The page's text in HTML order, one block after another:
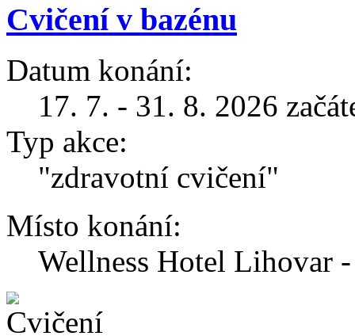
Cvičení v bazénu
Datum konání:
17. 7. - 31. 8. 2026
Typ akce:
"zdravotní cvičení"
Místo konání:
Wellness Hotel Lihovar